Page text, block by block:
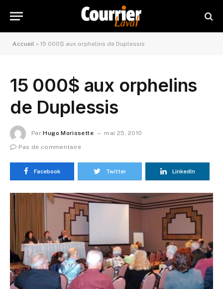
Accueil » 15 000$ aux orphelins de Duplessis
15 000$ aux orphelins
de Duplessis
Par Hugo Morissette
mai 25, 2010
Pas de commentaire
Facebook Twitter LinkedIn